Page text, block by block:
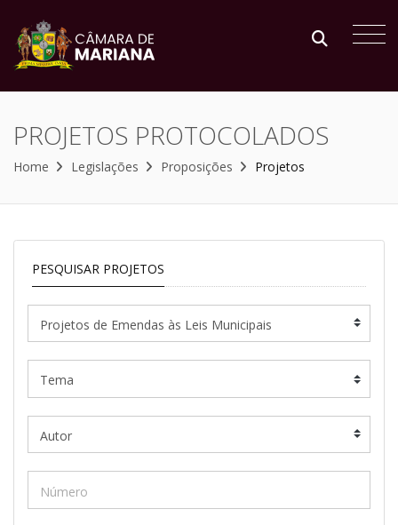
PROJETOS PROTOCOLADOS
Home Legislações Proposições Projetos
PESQUISAR PROJETOS